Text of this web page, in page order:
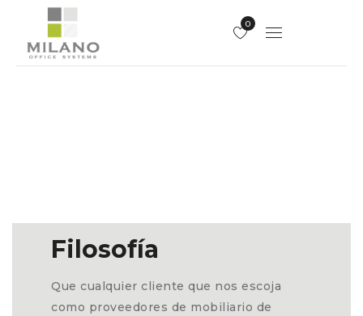
0
Filosofía
Que cualquier cliente que nos escoja
como proveedores de mobiliario de